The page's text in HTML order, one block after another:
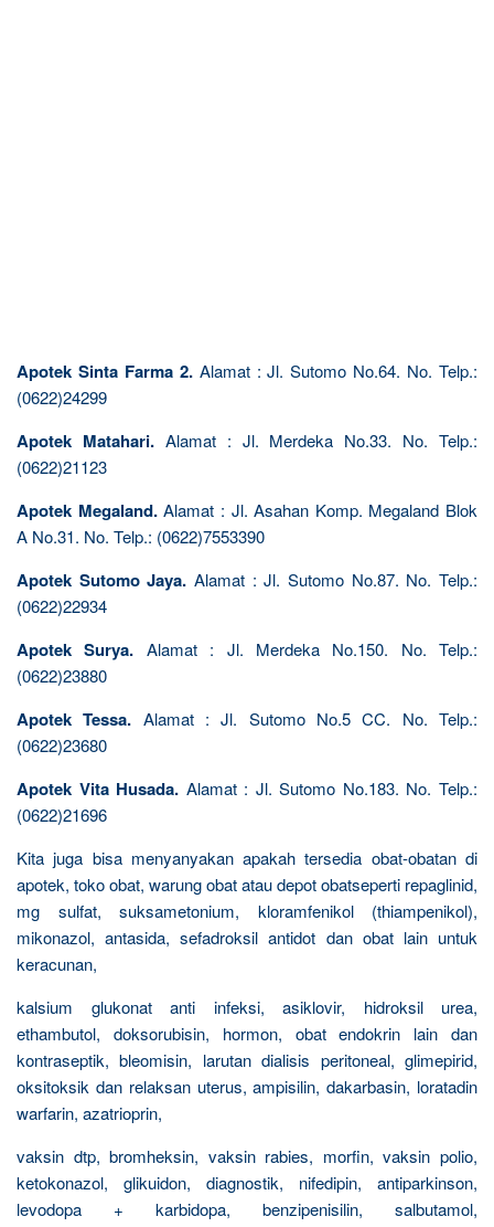
Apotek Sinta Farma 2.Alamat : Jl. Sutomo No.64. No. Telp.:
(0622)24299
Apotek Matahari.Alamat : Jl. Merdeka No.33. No. Telp.:
(0622)21123
Apotek Megaland.Alamat : Jl. Asahan Komp. Megaland Blok
A No.31. No. Telp.: (0622)7553390
Apotek Sutomo Jaya. Alamat : Jl. Sutomo No.87. No. Telp.:
(0622)22934
Apotek Surya. Alamat : Jl. Merdeka No.150. No. Telp.:
(0622)23880
Apotek Tessa. Alamat : Jl. Sutomo No.5 CC. No. Telp.:
(0622)23680
Apotek Vita Husada. Alamat : Jl. Sutomo No.183. No. Telp.:
(0622)21696
Kita juga bisa menyanyakan apakah tersedia obat-obatan di
apotek, toko obat, warung obat atau depot obatseperti repaglinid,
mg sulfat, suksametonium, kloramfenikol (thiampenikol),
mikonazol, antasida, sefadroksil antidot dan obat lain untuk
keracunan,
kalsium glukonat anti infeksi, asiklovir, hidroksil urea,
ethambutol, doksorubisin, hormon, obat endokrin lain dan
kontraseptik, bleomisin, larutan dialisis peritoneal, glimepirid,
oksitoksik dan relaksan uterus, ampisilin, dakarbasin, loratadin
warfarin, azatrioprin,
vaksin dtp, bromheksin, vaksin rabies, morfin, vaksin polio,
ketokonazol, glikuidon, diagnostik, nifedipin, antiparkinson,
levodopa + karbidopa, benzipenisilin, salbutamol,